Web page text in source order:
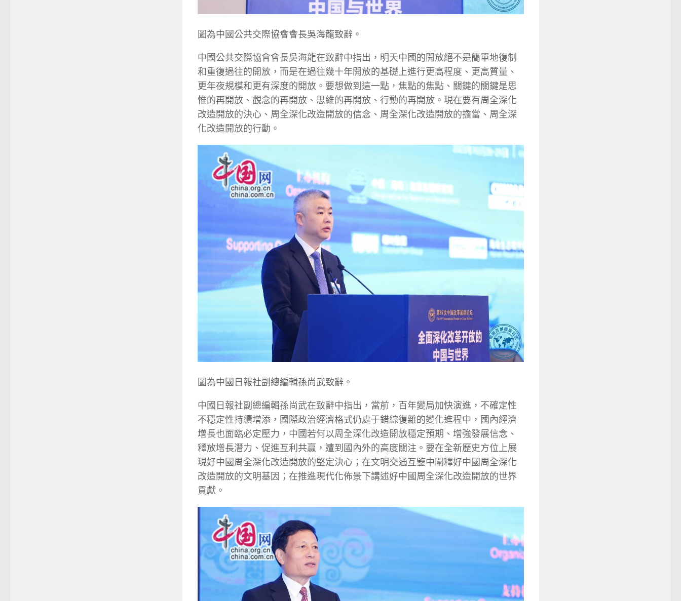
圖為中國公共交際協會會長吳海龍致辭。
中國公共交際協會會長吳海龍在致辭中指出，明天中國的開放絕不是簡單地復制
和重復過往的開放，而是在過往幾十年開放的基礎上進行更高程度、更高質量、
更年夜規模和更有深度的開放。要想做到這一點，焦點的焦點、關鍵的關鍵是思
惟的再開放、觀念的再開放、思維的再開放、行動的再開放。現在要有周全深化
改造開放的決心、周全深化改造開放的信念、周全深化改造開放的擔當、周全深
化改造開放的行動。
圖為中國日報社副總編輯孫尚武致辭。
中國日報社副總編輯孫尚武在致辭中指出，當前，百年變局加快演進，不確定性
不穩定性持續增添，國際政治經濟格式仍處于錯綜復雜的變化進程中，國內經濟
增長也面臨必定壓力，中國若何以周全深化改造開放穩定預期、增強發展信念、
釋放增長潛力、促進互利共贏，遭到國內外的高度關注。要在全新歷史方位上展
現好中國周全深化改造開放的堅定決心；在文明交通互鑒中闡釋好中國周全深化
改造開放的文明基因；在推進現代化佈景下講述好中國周全深化改造開放的世界
貢獻。